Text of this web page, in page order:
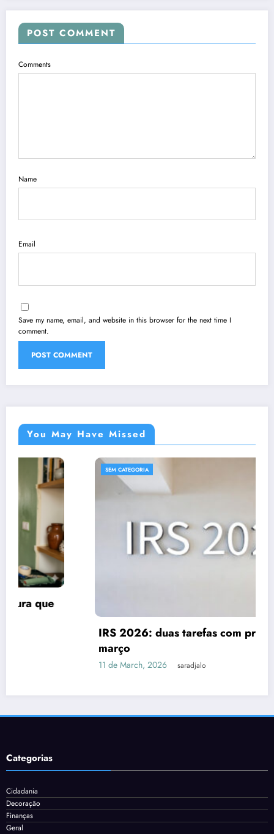
POST COMMENT
Comments
Name
Email
Save my name, email, and website in this browser for the next time I
comment.
You May Have Missed
SEM CATEGORIA
IRS 2026: duas tarefas com prazo até 31 de
saradjalo
Categorias
Cidadania
Decoração
Finanças
Geral